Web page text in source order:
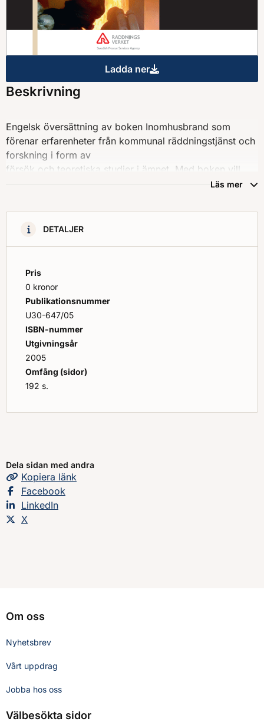
Ladda ner
Enclosure fires
Beskrivning
Engelsk översättning av boken Inomhusbrand som
förenar erfarenheter från kom­munal räddningstjänst och
forskning i form av
försök och teoretiska studier i äm­net. Med boken vill
vid inomhusbränder.
Brandbekämpningsåtgärder, t.ex. påföring av
tyngdpunkt ligger på
förståelsen av de processer som styr inomhusbränder.
Läs mer
DETALJER
Pris
0 kronor
Publikationsnummer
U30-647/05
ISBN-nummer
Utgivningsår
2005
Omfång (sidor)
192 s.
Dela sidan med andra
Kopiera sidans
länk
Dela sidan på
Facebook
Dela sidan på
LinkedIn
Dela sidan på
X
Om oss
Nyhetsbrev
Vårt uppdrag
Jobba hos oss
Välbesökta sidor